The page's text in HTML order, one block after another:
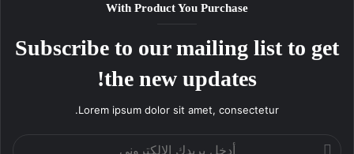
With Product You Purchase
Subscribe to our mailing list to get
the new updates!
Lorem ipsum dolor sit amet, consectetur.